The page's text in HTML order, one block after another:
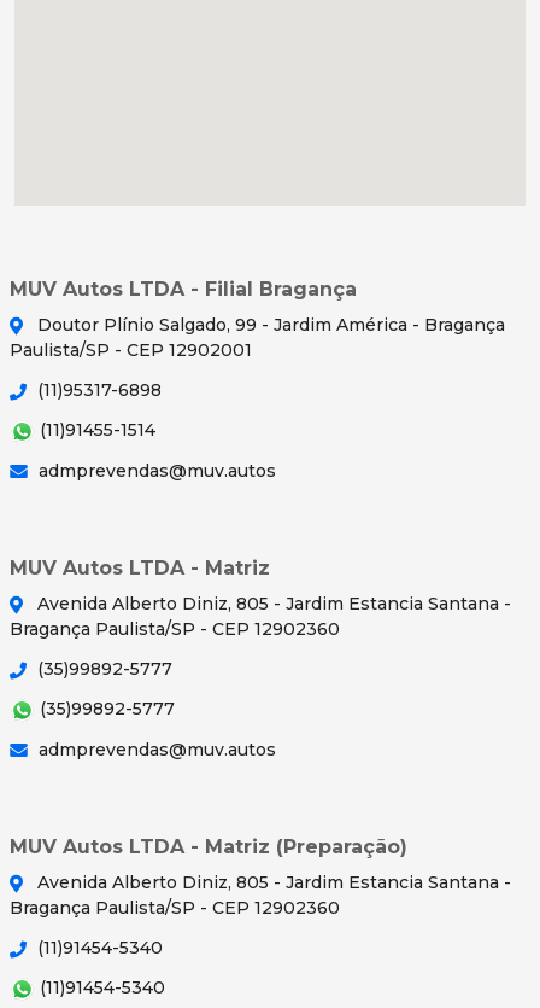
MUV Autos LTDA - Filial Bragança
Doutor Plínio Salgado, 99 - Jardim América - Bragança
Paulista/SP - CEP 12902001
(11)95317-6898
(11)91455-1514
admprevendas@muv.autos
MUV Autos LTDA - Matriz
Avenida Alberto Diniz, 805 - Jardim Estancia Santana -
Bragança Paulista/SP - CEP 12902360
(35)99892-5777
(35)99892-5777
admprevendas@muv.autos
MUV Autos LTDA - Matriz (Preparação)
Avenida Alberto Diniz, 805 - Jardim Estancia Santana -
Bragança Paulista/SP - CEP 12902360
(11)91454-5340
(11)91454-5340